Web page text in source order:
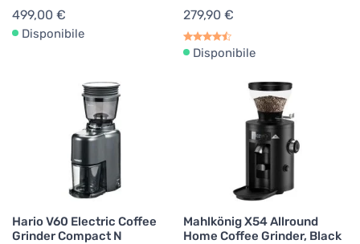
499,00 €
Disponibile
279,90 €
Disponibile
Hario V60 Electric Coffee
Grinder Compact N
Mahlkönig X54 Allround
Home Coffee Grinder, Black